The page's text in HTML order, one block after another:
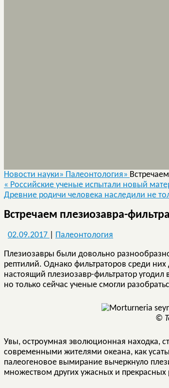
Новости науки» Палеонтология»
« Российские ученые испытали новый
Древние родичи человека наследили не
Встречаем плезиозавра-
02.09.2017 Палеонтология
Плезиозавры были довольно
рептилий. Однако фильтраторов среди
настоящий плезиозавр-фильтратор
но только сейчас ученые смогли
©
Увы, остроумная эволюционная находка,
современными жителями океана, как
палеогеновое вымирание вычеркнуло
множеством других ужасных и